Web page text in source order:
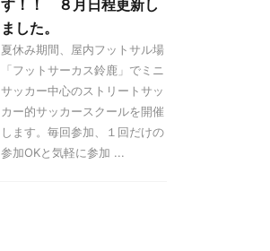
す！！ ８月日程更新し
ました。
夏休み期間、屋内フットサル場
「フットサーカス鈴鹿」でミニ
サッカー中心のストリートサッ
カー的サッカースクールを開催
します。毎回参加、１回だけの
参加OKと気軽に参加 ...